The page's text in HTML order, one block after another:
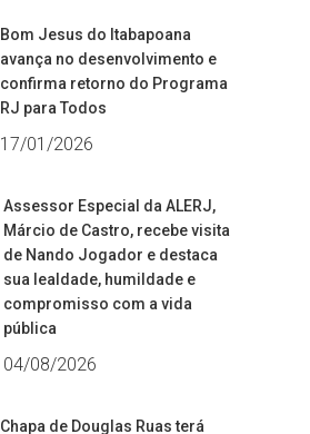
Bom Jesus do Itabapoana
avança no desenvolvimento e
confirma retorno do Programa
RJ para Todos
17/01/2026
Assessor Especial da ALERJ,
Márcio de Castro, recebe visita
de Nando Jogador e destaca
sua lealdade, humildade e
compromisso com a vida
pública
04/08/2026
Chapa de Douglas Ruas terá